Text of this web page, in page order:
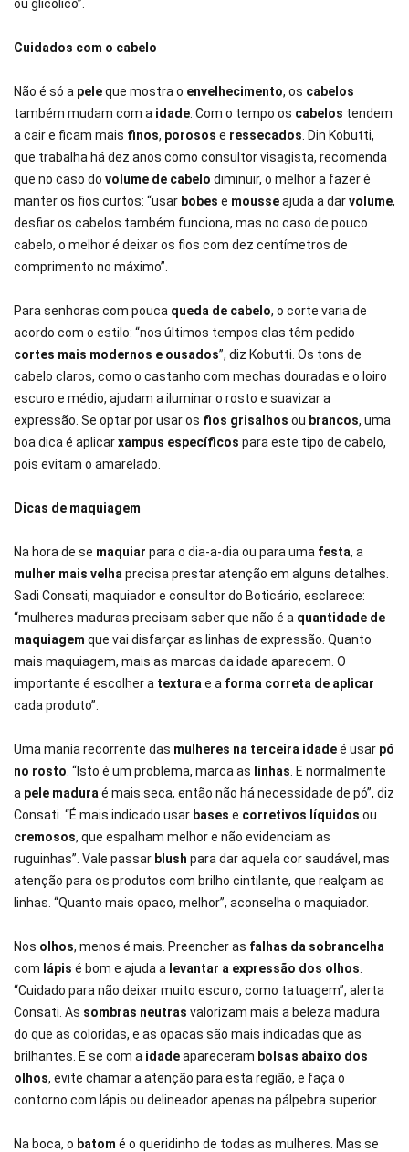
ou glicólico”.
Cuidados com o cabelo
Não é só a peleque mostra o envelhecimento, os cabelos
também mudam com a idade . Com o tempo os cabelos tendem
a cair e ficam mais finos, porosos e ressecados . Din Kobutti,
que trabalha há dez anos como consultor visagista, recomenda
que no caso do volume de cabelo diminuir, o melhor a fazer é
manter os fios curtos: “usar bobes e mousseajuda a darvolume,
desfiar os cabelos também funciona, mas no caso de pouco
cabelo, o melhor é deixar os fios com dez centímetros de
comprimento no máximo”.
Para senhoras com pouca queda de cabelo, o corte varia de
acordo com o estilo: “nos últimos tempos elas têm pedido
cortes mais modernos e ousados”, diz Kobutti. Os tons de
cabelo claros, como o castanho com mechas douradas e o loiro
escuro e médio, ajudam a iluminar o rosto e suavizar a
expressão. Se optar por usar os fios grisalhos ou brancos, uma
boa dica é aplicarxampus específicos para este tipo de cabelo,
pois evitam o amarelado.
Dicas de maquiagem
Na hora de se maquiar para o dia-a-dia ou para uma festa, a
mulher mais velha precisa prestar atenção em alguns detalhes.
Sadi Consati, maquiador e consultor do Boticário, esclarece:
“mulheres maduras precisam saber que não é a quantidade de
maquiagem que vai disfarçar as linhas de expressão. Quanto
mais maquiagem, mais as marcas da idade aparecem. O
importante é escolher a textura e a forma correta de aplicar
cada produto”.
Uma mania recorrente das mulheres na terceira idadeé usar pó
no rosto . “Isto é um problema, marca as linhas . E normalmente
a pele madura é mais seca, então não há necessidade de pó”, diz
Consati. “É mais indicado usar bases e corretivos líquidos ou
cremosos, que espalham melhor e não evidenciam as
ruguinhas”. Vale passar blush para dar aquela cor saudável, mas
atenção para os produtos com brilho cintilante, que realçam as
linhas. “Quanto mais opaco, melhor”, aconselha o maquiador.
Nos olhos, menos é mais. Preencher as falhas da sobrancelha
com lápis é bom e ajuda a levantar a expressão dos olhos
“Cuidado para não deixar muito escuro, como tatuagem”, alerta
Consati. As sombras neutras valorizam mais a beleza madura
do que as coloridas, e as opacas são mais indicadas que as
brilhantes. E se com a idadeapareceram bolsas abaixo dos
olhos, evite chamar a atenção para esta região, e faça o
contorno com lápis ou delineador apenas na pálpebra superior.
Na boca, o batom é o queridinho de todas as mulheres. Mas se